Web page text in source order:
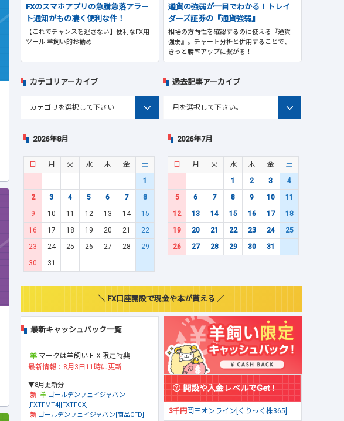
FXのスマホアプリの急騰急落アラー
ト通知がもの凄く便利な件！
【これでチャンスを逃さない】便利なFX用
ツール[羊飼い的お勧め]
通貨の強弱が一目でわかる！トレイ
ダーズ証券の『通貨強弱』
相場の方向性を確認するのに使える『通貨
強弱』。チャート分析と併用することで、
きっと勝率アップに繋がる！
カテゴリアーカイブ 過去記事アーカイブ
2026年8月
日 月 火 水 木 金
土
1
2
3 4 5 6 7
8
9
10 11 12 13 14
15
16
17 18 19 20 21
22
23
24 25 26 27 28
29
30
31
2026年7月
日 月 火 水 木 金
土
1
2 3
4
5
6 7 8 9 10
11
12
13 14 15 16 17
18
19
20 21 22 23 24
25
26
27 28 29 30 31
＼ FX口座開設で現金や本が貰える ／
最新キャッシュバック一覧
マークは羊飼いＦＸ限定特典
最新情報：8月3日11時に更新
▼8月更新分
ゴールデンウェイジャパン
[FXTFMT4][FXTFGX]
ゴールデンウェイジャパン[商品CFD]
開設や入金レベルでGet！
3千円岡三オンライン[くりっく株365]